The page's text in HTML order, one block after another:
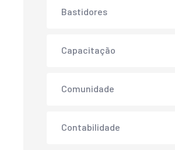
Bastidores
Capacitação
Comunidade
Contabilidade